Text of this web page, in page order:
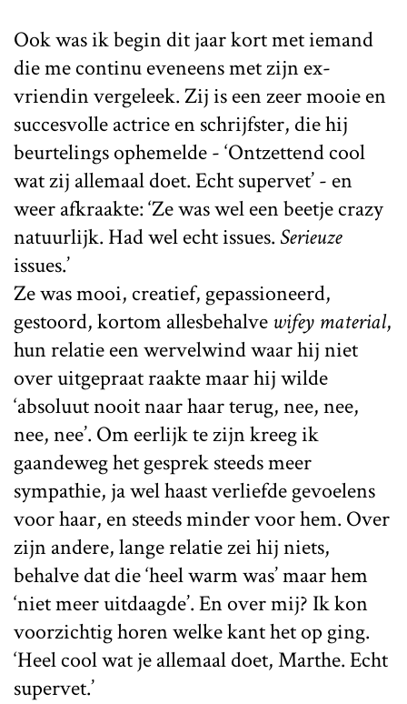
Ook was ik begin dit jaar kort met iemand
die me continu eveneens met zijn ex-
vriendin vergeleek. Zij is een zeer mooie en
succesvolle actrice en schrijfster, die hij
beurtelings ophemelde - ‘Ontzettend cool
wat zij allemaal doet. Echt supervet’ - en
weer afkraakte: ‘Ze was wel een beetje crazy
natuurlijk. Had wel echt issues. Serieuze
issues.’
Ze was mooi, creatief, gepassioneerd,
gestoord, kortom allesbehalvewifey material,
hun relatie een wervelwind waar hij niet
over uitgepraat raakte maar hij wilde
‘absoluut nooit naar haar terug, nee, nee,
nee, nee’. Om eerlijk te zijn kreeg ik
gaandeweg het gesprek steeds meer
sympathie, ja wel haast verliefde gevoelens
voor haar, en steeds minder voor hem. Over
zijn andere, lange relatie zei hij niets,
behalve dat die ‘heel warm was’ maar hem
‘niet meer uitdaagde’. En over mij? Ik kon
voorzichtig horen welke kant het op ging.
‘Heel cool wat je allemaal doet, Marthe. Echt
supervet.’